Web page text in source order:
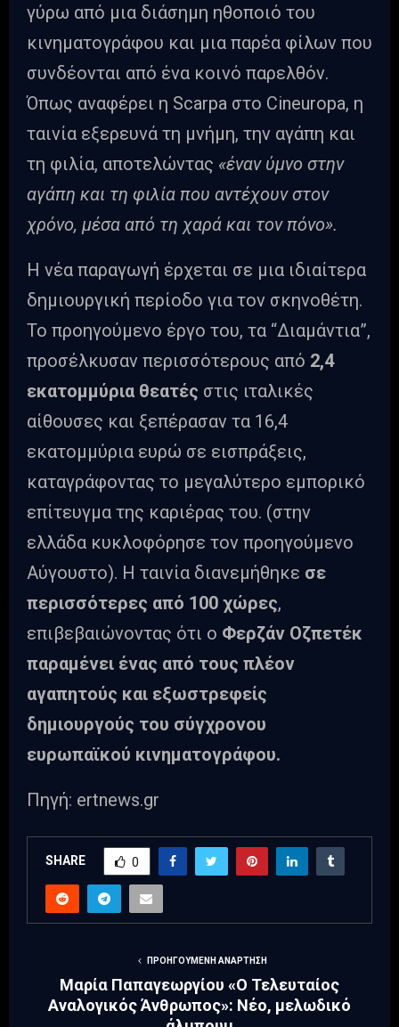
γύρω από μια διάσημη ηθοποιό του
κινηματογράφου και μια παρέα φίλων που
συνδέονται από ένα κοινό παρελθόν.
Όπως αναφέρει η Scarpa στο Cineuropa, η
ταινία εξερευνά τη μνήμη, την αγάπη και
τη φιλία, αποτελώντας «έναν ύμνο στην
αγάπη και τη φιλία που αντέχουν στον
χρόνο, μέσα από τη χαρά και τον πόνο».
Η νέα παραγωγή έρχεται σε μια ιδιαίτερα
δημιουργική περίοδο για τον σκηνοθέτη.
Το προηγούμενο έργο του, τα “Διαμάντια”,
προσέλκυσαν περισσότερους από 2,4
εκατομμύρια θεατές στις ιταλικές
αίθουσες και ξεπέρασαν τα 16,4
εκατομμύρια ευρώ σε εισπράξεις,
καταγράφοντας το μεγαλύτερο εμπορικό
επίτευγμα της καριέρας του. (στην
ελλάδα κυκλοφόρησε τον προηγούμενο
Αύγουστο). Η ταινία διανεμήθηκε σε
περισσότερες από 100 χώρες,
επιβεβαιώνοντας ότι ο Φερζάν Οζπετέκ
παραμένει ένας από τους πλέον
αγαπητούς και εξωστρεφείς
δημιουργούς του σύγχρονου
ευρωπαϊκού κινηματογράφου.
Πηγή: ertnews.gr
SHARE 0
ΠΡΟΗΓΟΎΜΕΝΗ ΑΝΆΡΤΗΣΗ
Μαρία Παπαγεωργίου «Ο Τελευταίος
Αναλογικός Άνθρωπος»: Νέο, μελωδικό